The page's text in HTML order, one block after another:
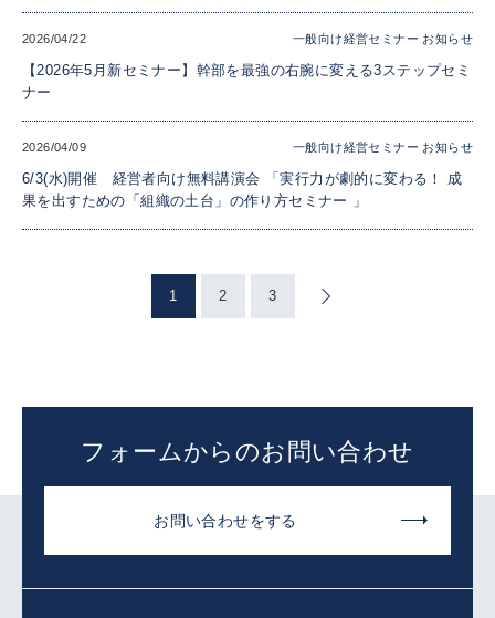
2026/04/22 一般向け経営セミナー お知らせ
【2026年5月新セミナー】幹部を最強の右腕に変える3ステップセミ
ナー
2026/04/09 一般向け経営セミナー お知らせ
6/3(水)開催 経営者向け無料講演会 「実行力が劇的に変わる！ 成
果を出すための「組織の土台」の作り方セミナー 」
1 2 3
フォームからのお問い合わせ
お問い合わせをする